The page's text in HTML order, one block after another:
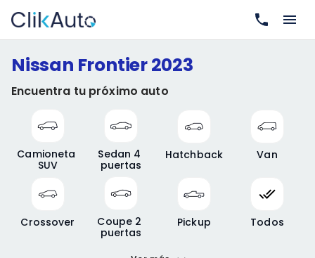
Nissan Frontier 2023
Encuentra tu próximo auto
Camioneta
SUV
Sedan 4
puertas
Hatchback Van
Crossover
Coupe 2
puertas
Pickup Todos